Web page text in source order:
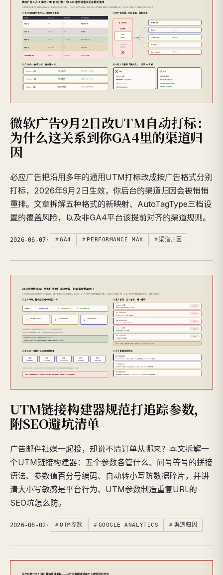
微软广告9月2日改UTM自动打标：
为什么这关系到你GA4里的渠道归
因
必应广告把沿用多年的通用UTM打标改成按广告格式分别
打标，2026年9月2日生效，你后台的渠道归因会被悄悄
重排。文章拆解五种格式的新映射、AutoTagType三档设
置的覆盖风险，以及非GA4平台该提前对齐的渠道规则。
2026-06-07 · GA4 PERFORMANCE MAX 渠道归因
UTM链接构建器规范打追踪参数，
附SEO避坑清单
广告邮件社媒一起投，却说不清订单从哪来？本文拆解一
个UTM链接构建器：五个参数各管什么、问号等号的拼接
语法、参数值百分号编码、自动转小写防数据碎片，并讲
清大小写敏感是平台行为、UTM参数制造重复URL的
SEO坑怎么防。
2026-06-02 · UTM参数 GOOGLE ANALYTICS 渠道归因